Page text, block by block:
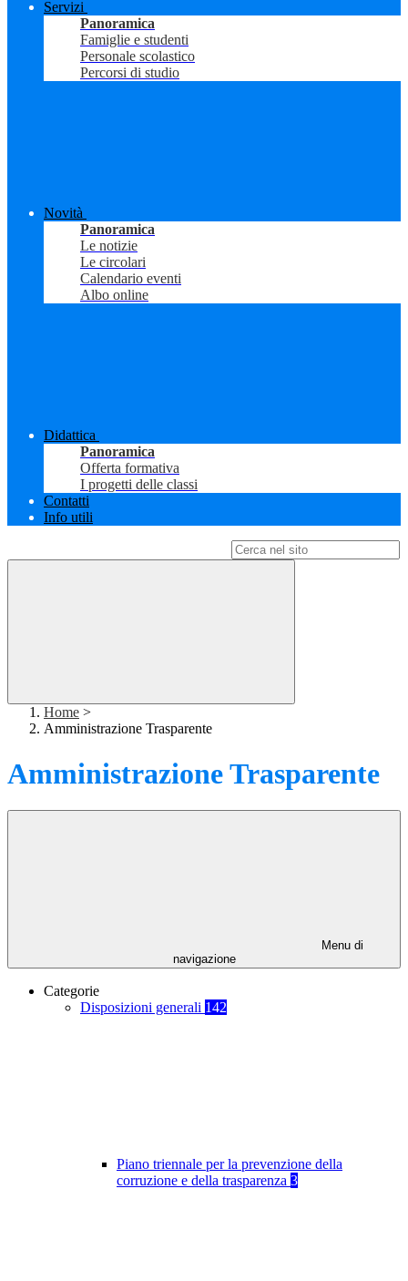
Servizi
Panoramica
Famiglie e studenti
Personale scolastico
Percorsi di studio
Novità
Panoramica
Le notizie
Le circolari
Calendario eventi
Albo online
Didattica
Panoramica
Offerta formativa
I progetti delle classi
Contatti
Info utili
Home >
Amministrazione Trasparente
Amministrazione Trasparente
Menu di
navigazione
Categorie
Disposizioni generali 142
Piano triennale per la prevenzione della
corruzione e della trasparenza 3